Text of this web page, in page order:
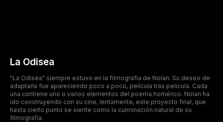
La Odisea
"La Odisea" siempre estuvo en la filmografía de Nolan. Su deseo de
adaptarla fue apareciendo poco a poco, película tras película. Cada
una contiene uno o varios elementos del poema homérico. Nolan ha
ido construyendo con su cine, lentamente, este proyecto final, que
hasta cierto punto se siente como la culminación natural de su
filmografía.